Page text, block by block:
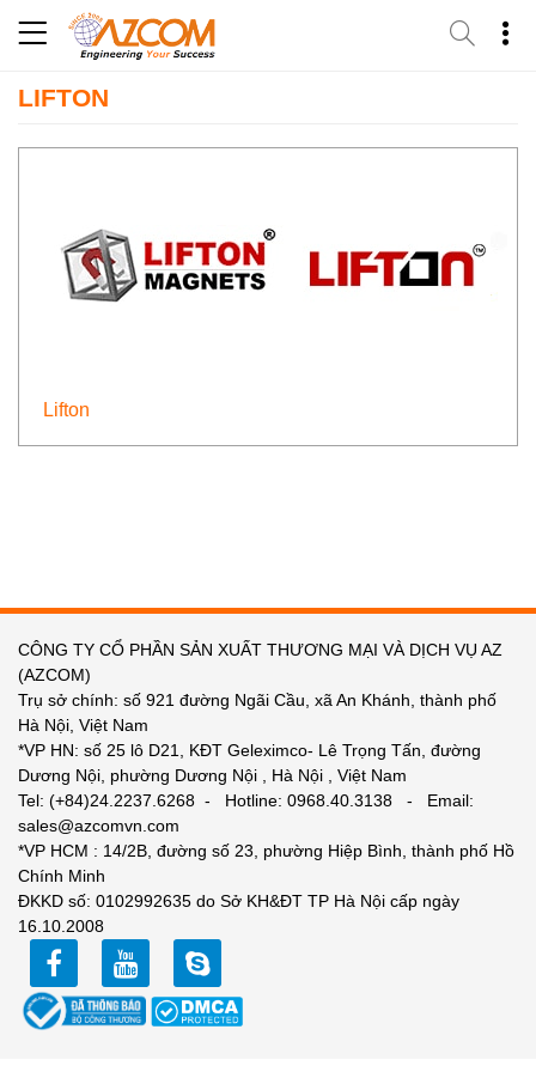
LIFTON
Lifton
CÔNG TY CỔ PHẦN SẢN XUẤT THƯƠNG MẠI VÀ DỊCH VỤ AZ
(AZCOM)
Trụ sở chính: số 921 đường Ngãi Cầu, xã An Khánh, thành phố
Hà Nội, Việt Nam
*VP HN: số 25 lô D21, KĐT Geleximco- Lê Trọng Tấn, đường
Dương Nội, phường Dương Nội , Hà Nội , Việt Nam
Tel: (+84)24.2237.6268 - Hotline: 0968.40.3138 - Email:
sales@azcomvn.com
*VP HCM : 14/2B, đường số 23, phường Hiệp Bình, thành phố Hồ
Chính Minh
ĐKKD số: 0102992635 do Sở KH&ĐT TP Hà Nội cấp ngày
16.10.2008
facebookyoutube zalo